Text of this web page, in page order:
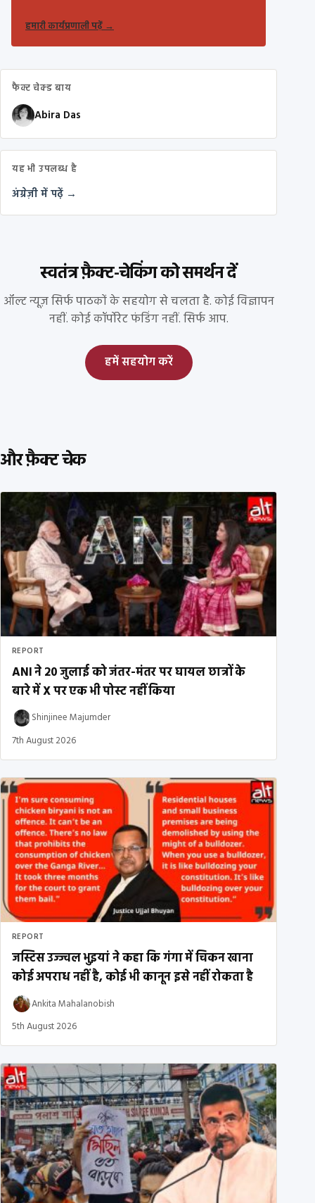
हमारी कार्यप्रणाली पढ़ें→
फैक्ट चेक्ड बाय
Abira Das
यह भी उपलब्ध है
अंग्रेज़ी में पढ़ें →
स्वतंत्र फ़ैक्ट-चेकिंग को समर्थन दें
ऑल्ट न्यूज़ सिर्फ पाठकों के सहयोग से चलता है. कोई विज्ञापन
नहीं. कोई कॉर्पोरेट फंडिंग नहीं. सिर्फ आप.
हमें सहयोग करें
और फ़ैक्ट चेक
REPORT
ANI ने 20 जुलाई को जंतर-मंतर पर घायल छात्रों के
बारे में X पर एक भी पोस्ट नहीं किया
Shinjinee Majumder
7th August 2026
REPORT
जस्टिस उज्ज्वल भुइयां ने कहा कि गंगा में चिकन खाना
कोई अपराध नहीं है, कोई भी कानून इसे नहीं रोकता है
Ankita Mahalanobish
5th August 2026